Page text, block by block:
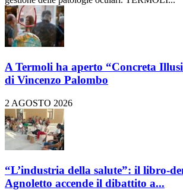
A Termoli ha aperto “Concreta
di Vincenzo Palombo
2 AGOSTO 2026
“L’industria della salute”: il libro-
Agnoletto accende il dibattito a...